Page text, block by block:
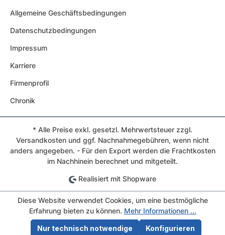
Allgemeine Geschäftsbedingungen
Datenschutzbedingungen
Impressum
Karriere
Firmenprofil
Chronik
* Alle Preise exkl. gesetzl. Mehrwertsteuer zzgl.
Versandkosten und ggf. Nachnahmegebühren, wenn nicht
anders angegeben. - Für den Export werden die Frachtkosten
im Nachhinein berechnet und mitgeteilt.
Realisiert mit Shopware
Diese Website verwendet Cookies, um eine bestmögliche
Erfahrung bieten zu können. Mehr Informationen ...
Nur technisch notwendige Konfigurieren